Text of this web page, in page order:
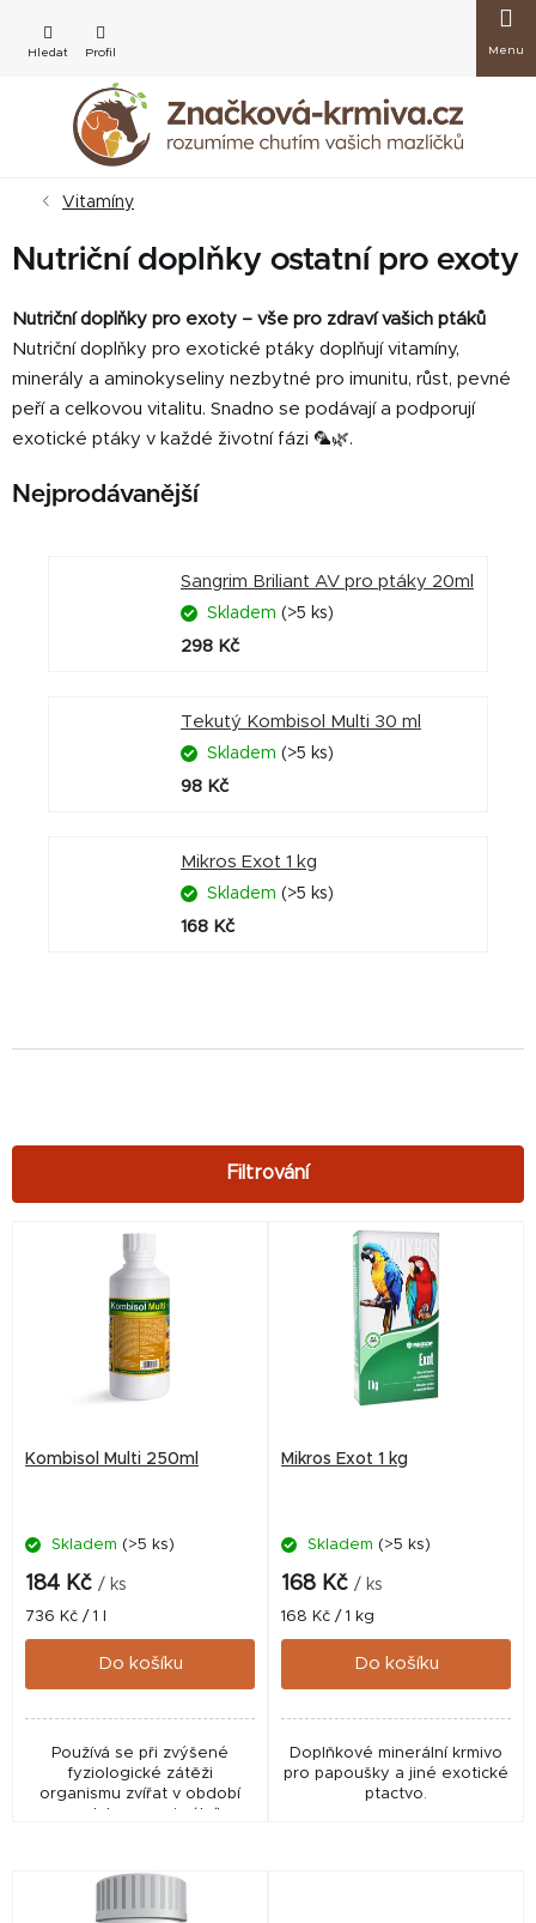
obsah
košík
Vitamíny
Nutriční doplňky ostatní pro exoty
Nutriční doplňky pro exoty – vše pro zdraví vašich ptáků
Nutriční doplňky pro exotické ptáky doplňují vitamíny,
minerály a aminokyseliny nezbytné pro imunitu, růst, pevné
peří a celkovou vitalitu. Snadno se podávají a podporují
exotické ptáky v každé životní fázi 🦜🌿.
Nejprodávanější
Sangrim Briliant AV pro ptáky 20ml
Skladem (>5 ks)
298 Kč
Tekutý Kombisol Multi 30 ml
Skladem (>5 ks)
98 Kč
Mikros Exot 1 kg
Skladem (>5 ks)
168 Kč
Kombisol Multi 250ml
Skladem (>5 ks)
184 Kč / ks
Měrná
cena:
736 Kč / 1 l
Do košíku
Používá se při zvýšené
fyziologické zátěži
organismu zvířat v období
reprodukce, maximálního
výkonu, při stresu všeho...
Mikros Exot 1 kg
Skladem (>5 ks)
168 Kč / ks
Měrná
cena:
168 Kč / 1 kg
Do košíku
Doplňkové minerální krmivo
pro papoušky a jiné exotické
ptactvo.